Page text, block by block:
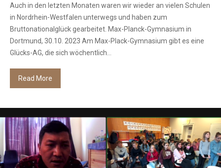
Auch in den letzten Monaten waren wir wieder an vielen Schulen
in Nordrhein-Westfalen unterwegs und haben zum
Bruttonationalglück gearbeitet. Max-Planck-Gymnasium in
Dortmund, 30.10. 2023 Am Max-Plack-Gymnasium gibt es eine
Glücks-AG, die sich wöchentlich...
Read More